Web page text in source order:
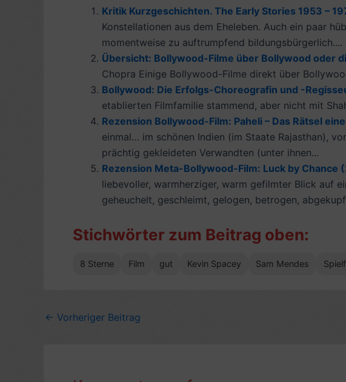
Kritik Kurzgeschichten. The Early Stories 1953 –
Konstellationen aus dem Eheleben. Auch ein paar
momentweise zu auftrumpfend bildungsbürgerlich....
Übersicht: Bollywood-Filme über Bollywood oder
Chopra Einige Bollywood-Filme direkt über
Bollywood: Die Erfolgs-Choreografin und -
etablierten Filmfamilie stammend, aber nicht mit
Rezension Bollywood-Film: Paheli – Das Rätsel
einmal… im schönen Indien (im Staate Rajasthan),
prächtig gekleideten Verwandten (unter ihnen...
Rezension Meta-Bollywood-Film: Luck by Chance
liebevoller, warmherziger, warm gefilmter Blick auf
geheuchelt, geschleimt, gelogen, betrogen,
Stichwörter zum Beitrag oben:
8 Sterne Film gut Kevin Spacey Sam Mendes
← Vorheriger Beitrag